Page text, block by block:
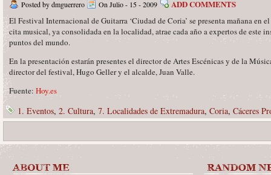
Posted by dmguerrero On Julio - 15 - 2009 ADD COMMENTS
El Festival Internacional de Guitarra ‘Ciudad de Coria’ se presenta mañana en
cita musical, ya consolidada en la localidad, atrae cada año a expertos de este
puntos del mundo.
En la presentación estarán presentes el director de Artes Escénicas y de la
director del festival, Hugo Geller y el alcalde, Juan Valle.
Fuente: Hoy.es
1. Eventos, 2. Cultura, 7. Localidades de Extremadura, Coria, Cáceres